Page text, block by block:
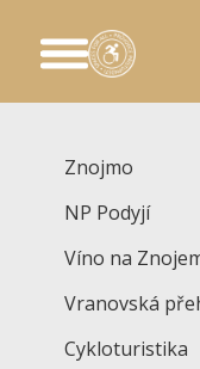
Znojmo
NP Podyjí
Víno na
Vranovská
Cykloturistika